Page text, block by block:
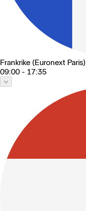
Frankrike (Euronext Paris)
09:00 - 17:35